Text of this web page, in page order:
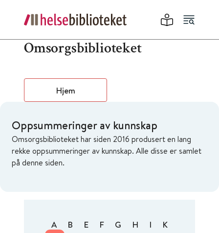
Omsorgsbiblioteket
Hjem
Oppsummeringer av kunnskap
Omsorgsbiblioteket har siden 2016 produsert en lang
rekke oppsummeringer av kunnskap. Alle disse er samlet
på denne siden.
A B E F G H I
K